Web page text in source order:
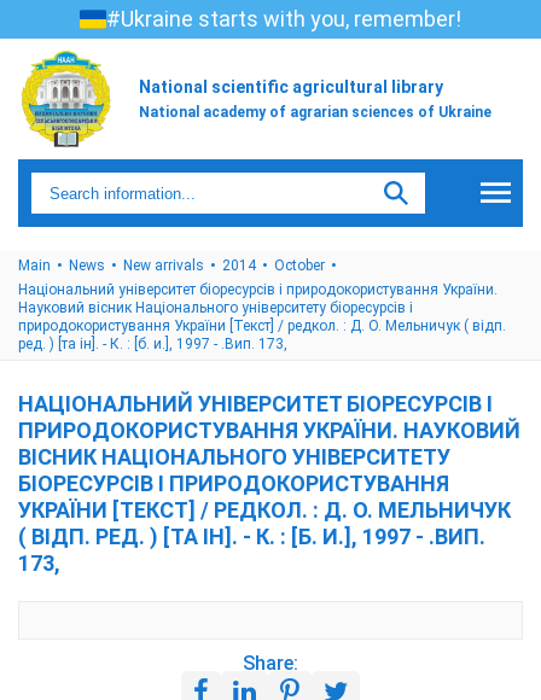
#Ukraine starts with you, remember!
National scientific agricultural library
National academy of agrarian sciences of Ukraine
Main News New arrivals 2014
October
Національний університет біоресурсів і природокористування України.
Науковий вісник Національного університету біоресурсів і
природокористування України [Текст] / редкол. : Д. О. Мельничук ( відп.
ред. ) [та ін]. - К. : [б. и.], 1997 - .Вип. 173,
НАЦІОНАЛЬНИЙ УНІВЕРСИТЕТ БІОРЕСУРСІВ І
ПРИРОДОКОРИСТУВАННЯ УКРАЇНИ. НАУКОВИЙ
ВІСНИК НАЦІОНАЛЬНОГО УНІВЕРСИТЕТУ
БІОРЕСУРСІВ І ПРИРОДОКОРИСТУВАННЯ
УКРАЇНИ [ТЕКСТ] / РЕДКОЛ. : Д. О. МЕЛЬНИЧУК
( ВІДП. РЕД. ) [ТА ІН]. - К. : [Б. И.], 1997 - .ВИП.
173,
Share: